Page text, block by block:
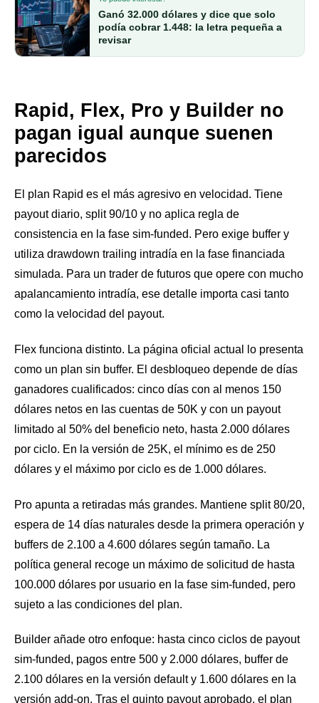
Ganó 32.000 dólares y dice que solo
podía cobrar 1.448: la letra pequeña a
revisar
Rapid, Flex, Pro y Builder no
pagan igual aunque suenen
parecidos
El plan Rapid es el más agresivo en velocidad. Tiene
payout diario, split 90/10 y no aplica regla de
consistencia en la fase sim-funded. Pero exige buffer y
utiliza drawdown trailing intradía en la fase financiada
simulada. Para un trader de futuros que opere con mucho
apalancamiento intradía, ese detalle importa casi tanto
como la velocidad del payout.
Flex funciona distinto. La página oficial actual lo presenta
como un plan sin buffer. El desbloqueo depende de días
ganadores cualificados: cinco días con al menos 150
dólares netos en las cuentas de 50K y con un payout
limitado al 50% del beneficio neto, hasta 2.000 dólares
por ciclo. En la versión de 25K, el mínimo es de 250
dólares y el máximo por ciclo es de 1.000 dólares.
Pro apunta a retiradas más grandes. Mantiene split 80/20,
espera de 14 días naturales desde la primera operación y
buffers de 2.100 a 4.600 dólares según tamaño. La
política general recoge un máximo de solicitud de hasta
100.000 dólares por usuario en la fase sim-funded, pero
sujeto a las condiciones del plan.
Builder añade otro enfoque: hasta cinco ciclos de payout
sim-funded, pagos entre 500 y 2.000 dólares, buffer de
2.100 dólares en la versión default y 1.600 dólares en la
versión add-on. Tras el quinto payout aprobado, el plan